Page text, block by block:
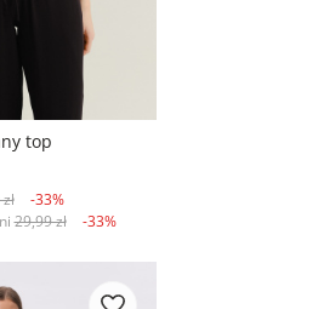
top
-33%
29,99 zł -33%